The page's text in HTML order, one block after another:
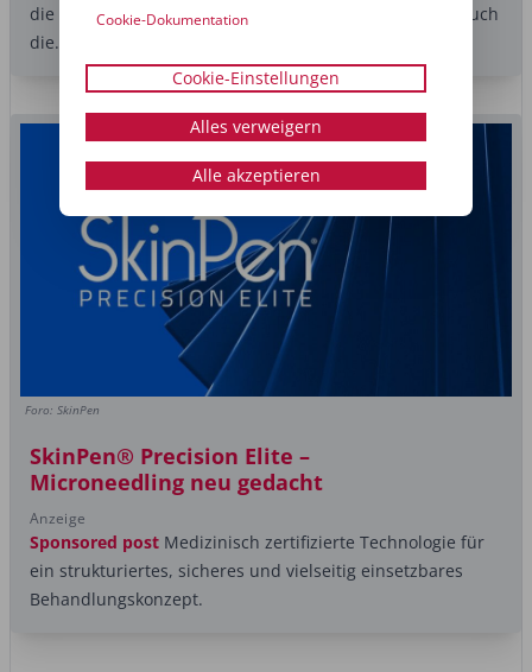
die Temperaturen steigen, verändert sich traditionell auch
die...
Foro: SkinPen
SkinPen® Precision Elite –
Microneedling neu gedacht
Anzeige
Sponsored post Medizinisch zertifizierte Technologie für
ein strukturiertes, sicheres und vielseitig einsetzbares
Behandlungskonzept.
Cookie-Dokumentation
Cookie-Einstellungen
Alles verweigern
Alle akzeptieren